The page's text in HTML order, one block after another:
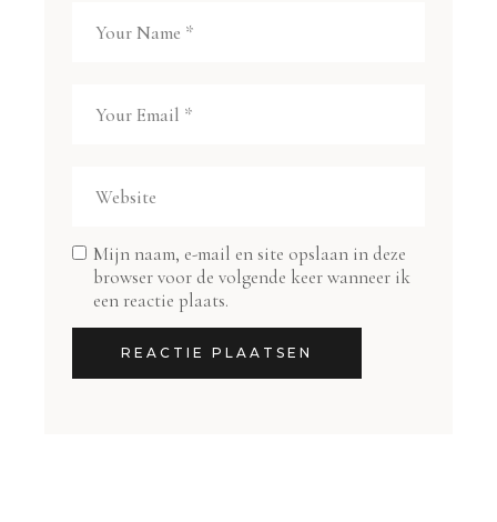
Mijn naam, e-mail en site opslaan in deze
browser voor de volgende keer wanneer ik
een reactie plaats.
REACTIE PLAATSEN